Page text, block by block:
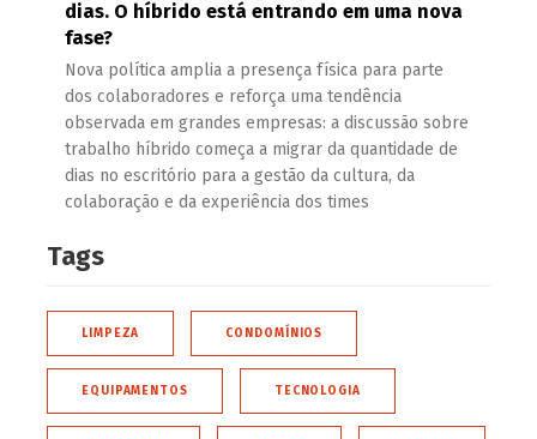
dias. O híbrido está entrando em uma nova
fase?
Nova política amplia a presença física para parte
dos colaboradores e reforça uma tendência
observada em grandes empresas: a discussão sobre
trabalho híbrido começa a migrar da quantidade de
dias no escritório para a gestão da cultura, da
colaboração e da experiência dos times
Tags
LIMPEZA CONDOMÍNIOS
EQUIPAMENTOS TECNOLOGIA